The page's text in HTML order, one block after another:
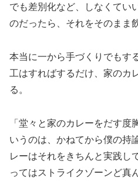
でも差別化など、しなくてい
のだったら、それをそのまま
本当に一から手づくりでもす
工はすればするだけ、家のカ
る。
「堂々と家のカレーをだす度
いうのは、かねてから僕の持
レーはそれをきちんと実践し
ってはストライクゾーンど真